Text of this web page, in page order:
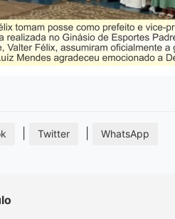
Twitter WhatsApp